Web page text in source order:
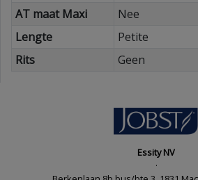
AT maat Maxi
Nee
Lengte
Petite
Rits
Geen
Essity NV
·